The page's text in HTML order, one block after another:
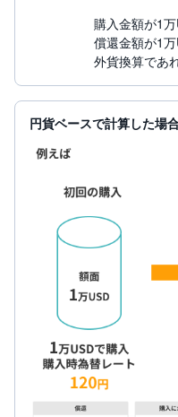
購入金額が1万
償還金額が1万
外貨換算であ
円貨ベースで計算した場